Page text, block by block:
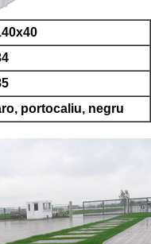
portocaliu, negru